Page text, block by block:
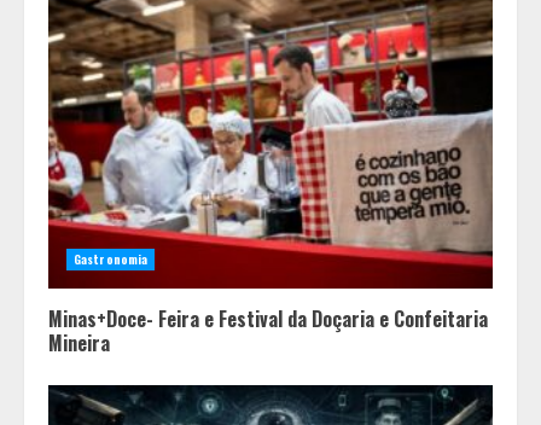
Gastronomia
Minas+Doce- Feira e Festival da Doçaria e Confeitaria
Mineira